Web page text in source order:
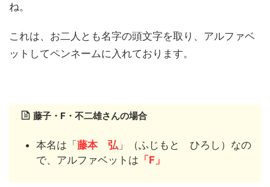
ね。
これは、お二人とも名字の頭文字を取り、アルファベ
ットしてペンネームに入れております。
藤子・F・不二雄さんの場合
本名は「 藤本 弘 」（ふじもと ひろし）なの
で、アルファベットは 「F」